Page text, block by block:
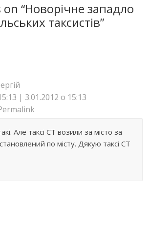
“Новорічне западло
таксистів”
| 3.01.2012 о 15:13
Але таксі СТ возили за місто за
по місту. Дякую таксі СТ